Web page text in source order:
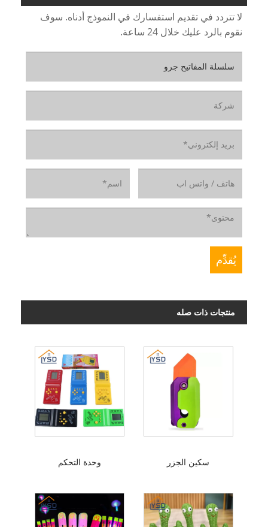
لا تتردد في تقديم استفسارك في النموذج أدناه. سوف
نقوم بالرد عليك خلال 24 ساعة.
منتجات ذات صله
وحدة التحكم سكين الجزر